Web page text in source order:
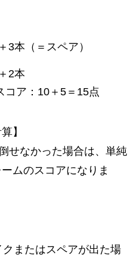
3本（＝スペア）
2本
ア：10＋5＝15点
】
せなかった場合は、単純
ムのスコアになりま
またはスペアが出た場